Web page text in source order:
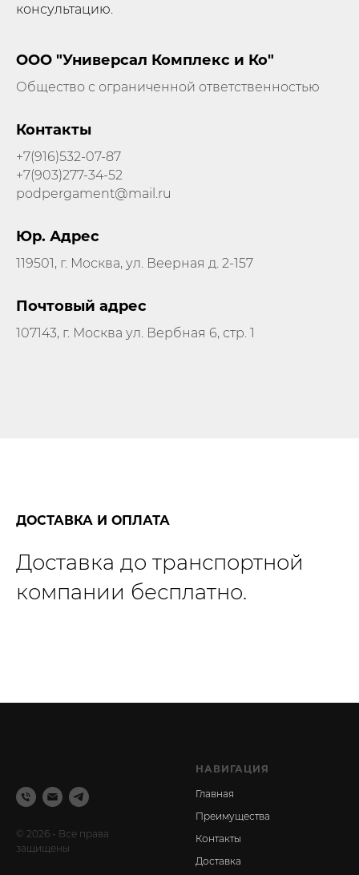
консультацию.
ООО "Универсал Комплекс и Ко"
Общество с ограниченной ответственностью
Контакты
+7(916)532-07-87
+7(903)277-34-52
podpergament@mail.ru
Юр. Адрес
119501, г. Москва, ул. Веерная д. 2-157
Почтовый адрес
107143, г. Москва ул. Вербная 6, стр. 1
ДОСТАВКА И ОПЛАТА
Доставка до транспортной
компании бесплатно.
© 2026 - Все права
защищены
НАВИГАЦИЯ
Главная
Преимущества
Контакты
Доставка